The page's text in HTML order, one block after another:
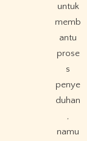
untuk
memb
antu
prose
s
penye
duhan
,
namu